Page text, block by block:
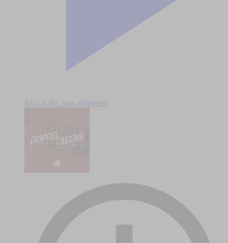
Jetzt in der App abspielen